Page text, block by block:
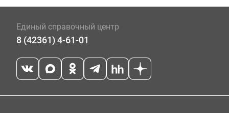
Единый справочный центр
8 (42361) 4-61-01